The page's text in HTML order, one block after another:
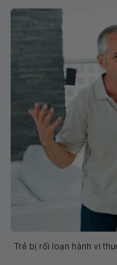
Trẻ bị rối loạn hành vi